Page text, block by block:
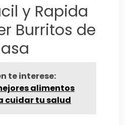
y Rapida
Burritos de
te interese:
alimentos
cuidar tu salud